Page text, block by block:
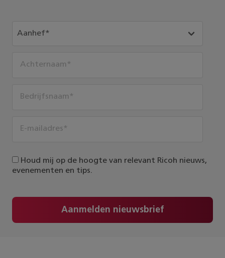
Houd mij op de hoogte van relevant Ricoh nieuws,
evenementen en tips.
Aanmelden nieuwsbrief